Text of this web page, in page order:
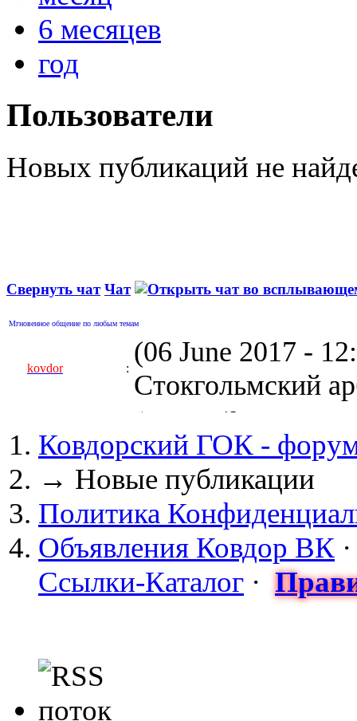
6 месяцев
год
Пользователи
Новых публикаций не
Свернуть чат Чат
Мгновенное общение по любым темам
kovdor :
(06 June 2017 -
Стокгольмский
kovdor
(05 April 2017 -
пустили
Сизонов Андрей :
(04 March 2017 -
майдан?
cont.ws/
kovdor
Ковдорский ГОК -
→ Новые публикации
Политика
Объявления Ковдор ВК
Ссылки-Каталог ·